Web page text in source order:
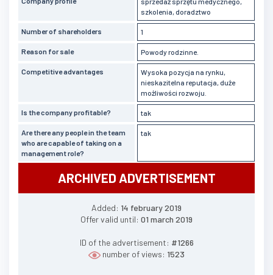
szkolenia, doradztwo
Number of shareholders 1
Reason for sale Powody rodzinne.
Competitive advantages
Wysoka pozycja na rynku,
nieskazitelna reputacja, duże
możliwości rozwoju.
Is the company profitable? tak
Are there any people in the team
who are capable of taking on a
management role?
tak
ARCHIVED ADVERTISEMENT
Added: 14 february 2019
Offer valid until: 01 march 2019
ID of the advertisement: #1266
number of views: 1523